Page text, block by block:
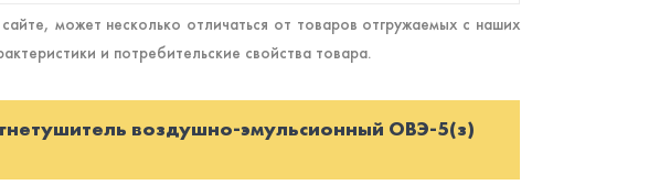
может несколько отличаться от товаров отгружаемых с наших
и потребительские свойства товара.
воздушно-эмульсионный ОВЭ-5(з)